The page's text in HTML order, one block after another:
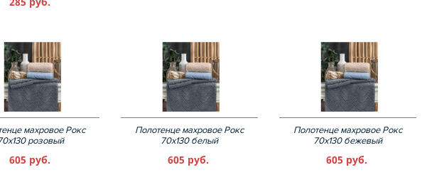
махровое Рокс
розовый
605 руб.
Полотенце махровое Рокс
70х130 белый
605 руб.
Полотенце махровое Рокс
70х130 бежевый
605 руб.